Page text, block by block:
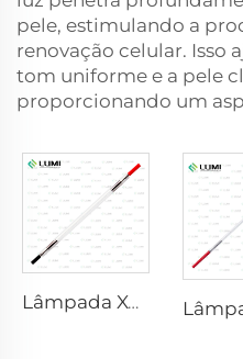
pele, estimulando a
renovação celular. Isso
tom uniforme e a pele
proporcionando um
Lâmpada Xenônio Laser L2741 – 7×100×167 mm